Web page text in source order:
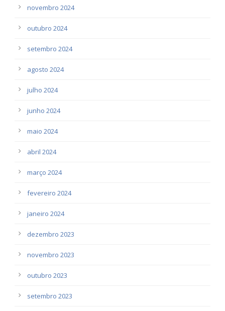
novembro 2024
outubro 2024
setembro 2024
agosto 2024
julho 2024
junho 2024
maio 2024
abril 2024
março 2024
fevereiro 2024
janeiro 2024
dezembro 2023
novembro 2023
outubro 2023
setembro 2023